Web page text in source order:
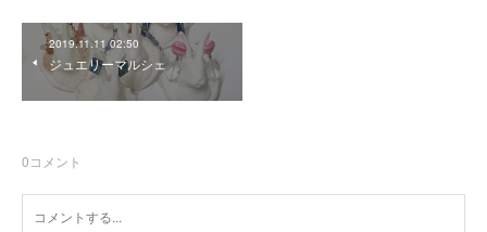
2019.11.11 02:50
ジュエリーマルシェ
0コメント